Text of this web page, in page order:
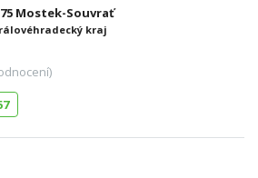
Mostek-Souvrať
kraj